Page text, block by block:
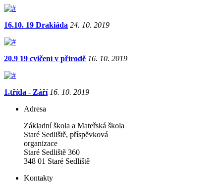
16.10. 19 Drakiáda 24. 10. 2019
20.9 19 cvičení v přírodě 16. 10. 2019
1.třída - Září 16. 10. 2019
Adresa
Základní škola a Mateřská škola
Staré Sedliště, příspěvková
organizace
Staré Sedliště 360
348 01 Staré Sedliště
Kontakty